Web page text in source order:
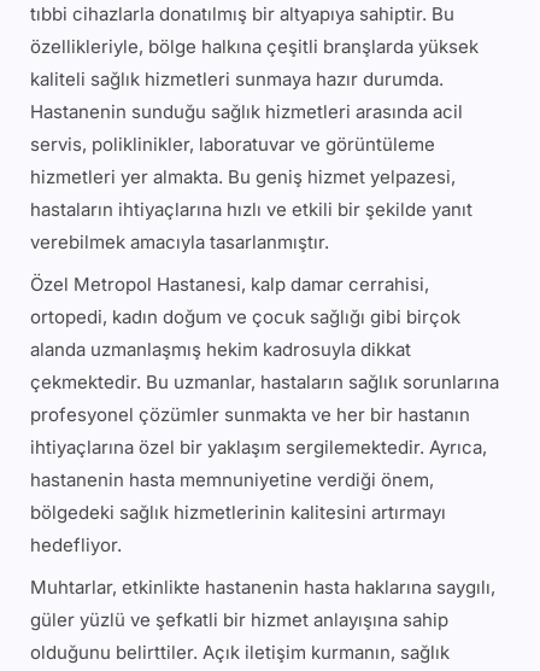
tıbbi cihazlarla donatılmış bir altyapıya sahiptir. Bu
özellikleriyle, bölge halkına çeşitli branşlarda yüksek
kaliteli sağlık hizmetleri sunmaya hazır durumda.
Hastanenin sunduğu sağlık hizmetleri arasında acil
servis, poliklinikler, laboratuvar ve görüntüleme
hizmetleri yer almakta. Bu geniş hizmet yelpazesi,
hastaların ihtiyaçlarına hızlı ve etkili bir şekilde yanıt
verebilmek amacıyla tasarlanmıştır.
Özel Metropol Hastanesi, kalp damar cerrahisi,
ortopedi, kadın doğum ve çocuk sağlığı gibi birçok
alanda uzmanlaşmış hekim kadrosuyla dikkat
çekmektedir. Bu uzmanlar, hastaların sağlık sorunlarına
profesyonel çözümler sunmakta ve her bir hastanın
ihtiyaçlarına özel bir yaklaşım sergilemektedir. Ayrıca,
hastanenin hasta memnuniyetine verdiği önem,
bölgedeki sağlık hizmetlerinin kalitesini artırmayı
hedefliyor.
Muhtarlar, etkinlikte hastanenin hasta haklarına saygılı,
güler yüzlü ve şefkatli bir hizmet anlayışına sahip
olduğunu belirttiler. Açık iletişim kurmanın, sağlık